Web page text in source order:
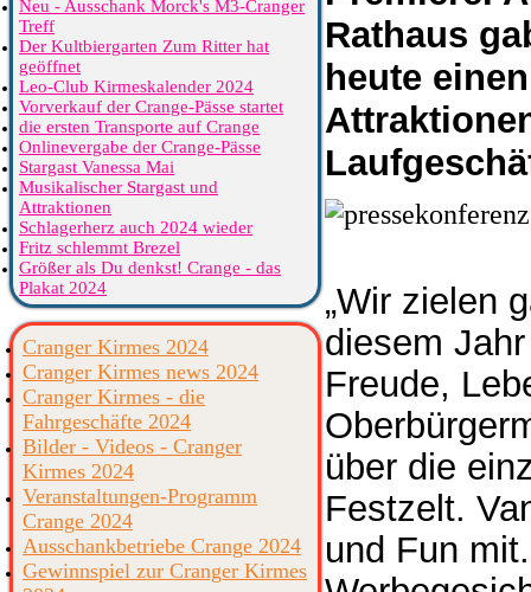
Rathaus
heute
„Wir zielen
diesem
Freude,
über die
Festzelt.
und Fun
Neu - Ausschank Morck's M3-Cranger
Treff
Der Kultbiergarten Zum Ritter hat
geöffnet
Leo-Club Kirmeskalender 2024
Vorverkauf der Crange-Pässe startet
die ersten Transporte auf Crange
Onlinevergabe der Crange-Pässe
Stargast Vanessa Mai
Musikalischer Stargast und
Attraktionen
Schlagerherz auch 2024 wieder
Fritz schlemmt Brezel
Größer als Du denkst! Crange - das
Plakat 2024
Cranger Kirmes 2024
Cranger Kirmes news 2024
Cranger Kirmes - die
Fahrgeschäfte 2024
Bilder - Videos - Cranger
Kirmes 2024
Veranstaltungen-Programm
Crange 2024
Ausschankbetriebe Crange 2024
Gewinnspiel zur Cranger Kirmes